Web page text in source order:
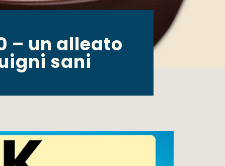
– un alleato
sani